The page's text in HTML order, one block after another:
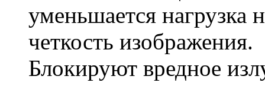
уменьшается нагрузка
четкость изображения.
Блокируют вредное